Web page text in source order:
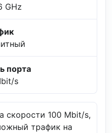
GHz
порта
s
скорости 100 Mbit/s,
трафик на